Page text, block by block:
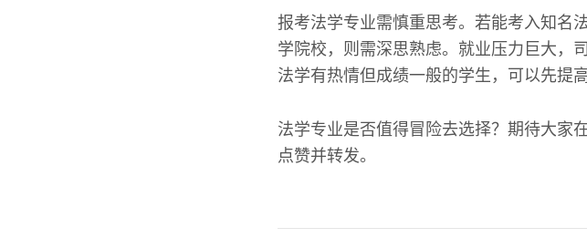
报考法学专业需慎重思考。若能考入知名
学院校，则需深思熟虑。就业压力巨大，
法学有热情但成绩一般的学生，可以先提
法学专业是否值得冒险去选择？期待大家
点赞并转发。